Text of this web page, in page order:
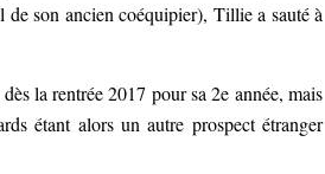
son ancien coéquipier), Tillie a sauté à
la rentrée 2017 pour sa 2e année, mais
étant alors un autre prospect étranger